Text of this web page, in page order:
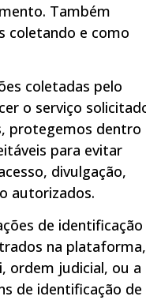
Também
coletando e como
coletadas pelo
o serviço
protegemos dentro
para evitar
divulgação,
autorizados.
de identificação
na plataforma,
ordem judicial, ou a
de identificação de